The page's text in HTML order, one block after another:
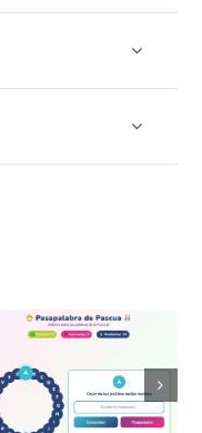
Pasapalabra de
Pascua